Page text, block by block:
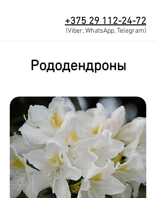
+37529112-24-72
(Viber, WhatsApp, Telegram)
Рододендроны